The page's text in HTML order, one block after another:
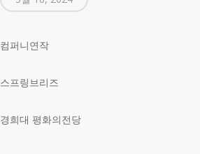
컴퍼니연작
스프링브리즈
경희대 평화의전당